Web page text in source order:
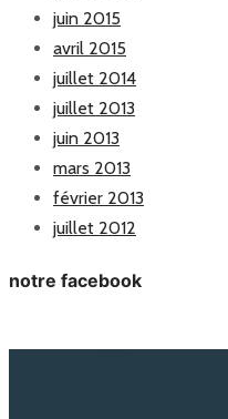
juin 2015
avril 2015
juillet 2014
juillet 2013
juin 2013
mars 2013
février 2013
juillet 2012
notre facebook